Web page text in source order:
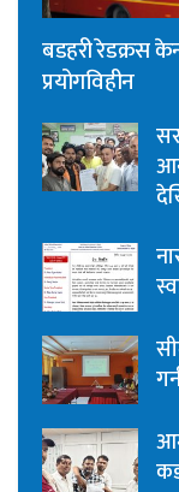
बडहरी रेडक्रस
प्रयोगविहीन